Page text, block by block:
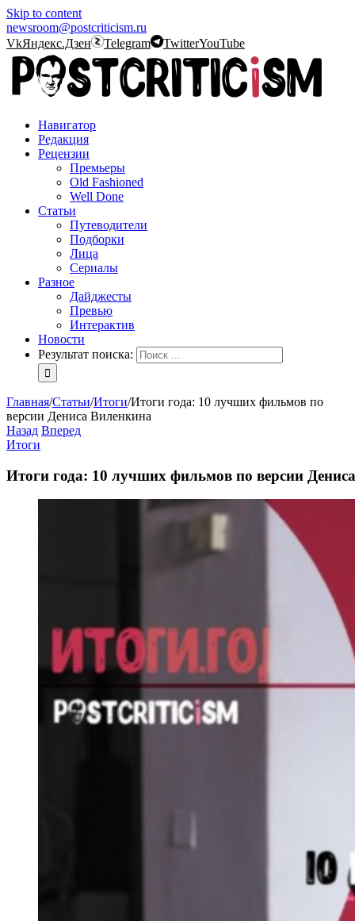
Skip to content
newsroom@postcriticism.ru
VkЯндекс.Дзен Telegram TwitterYouTube
Навигатор
Редакция
Рецензии
Премьеры
Old Fashioned
Well Done
Статьи
Путеводители
Подборки
Лица
Сериалы
Разное
Дайджесты
Превью
Интерактив
Новости
Результат поиска:
Главная/Статьи/Итоги/Итоги года: 10 лучших фильмов по
версии Дениса Виленкина
Назад Вперед
Итоги
Итоги года: 10 лучших фильмов по версии